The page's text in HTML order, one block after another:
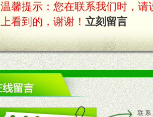
温馨提示：您在联系我们时，请
上看到的，谢谢！ 立刻留言
联 系